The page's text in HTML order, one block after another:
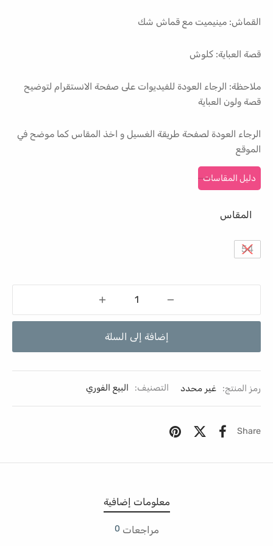
القماش: مينيميت مع قماش شك
قصة العباية: كلوش
ملاحظة: الرجاء العودة للفيديوات على صفحة الانستقرام لتوضيح
قصة ولون العباية
الرجاء العودة لصفحة طريقة الغسيل و اخذ المقاس كما موضح في
الموقع
دليل المقاسات
المقاس
54
إضافة إلى السلة
رمز المنتج: غير محدد التصنيف: البيع الفوري
Share
معلومات إضافية
مراجعات 0